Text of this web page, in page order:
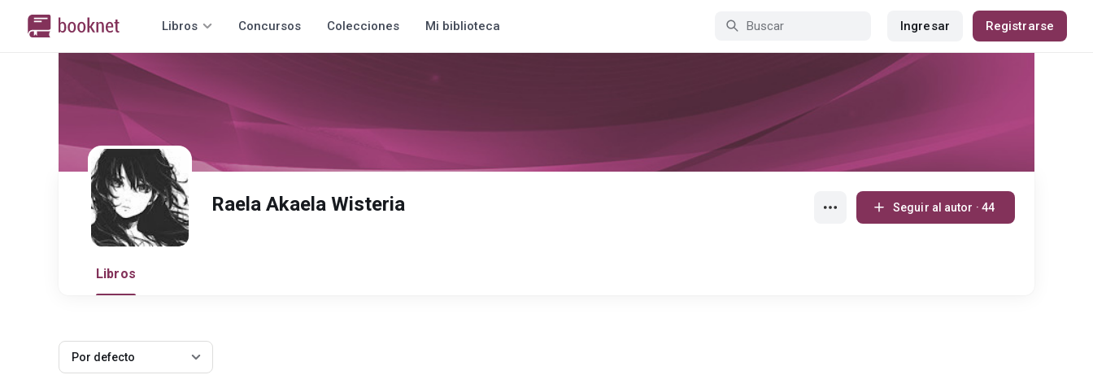
Libros Concursos Colecciones Mi biblioteca Ingresar Registrarse
Raela Akaela Wisteria Seguir al autor · 44
Libros
Por defecto